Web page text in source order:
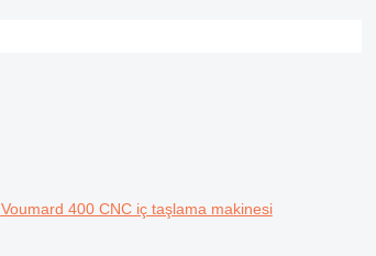
Voumard 400 CNC iç taşlama makinesi